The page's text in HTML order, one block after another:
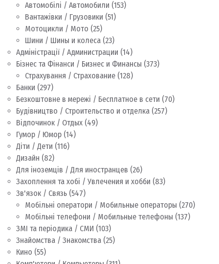
Автомобілі / Автомобили (153)
Вантажівки / Грузовики (51)
Мотоцикли / Мото (25)
Шини / Шины и колеса (23)
Адміністрації / Администрации (14)
Бізнес та Фінанси / Бизнес и Финансы (373)
Страхування / Страхование (128)
Банки (297)
Безкоштовне в мережі / Бесплатное в сети (70)
Будівництво / Строительство и отделка (257)
Відпочинок / Отдых (49)
Гумор / Юмор (14)
Діти / Дети (116)
Дизайн (82)
Для іноземців / Для иностранцев (26)
Захоплення та хобі / Увлечения и хобби (83)
Зв'язок / Связь (547)
Мобільні оператори / Мобильные операторы (270)
Мобільні телефони / Мобильные телефоны (137)
ЗМІ та періодика / СМИ (103)
Знайомства / Знакомства (25)
Кино (55)